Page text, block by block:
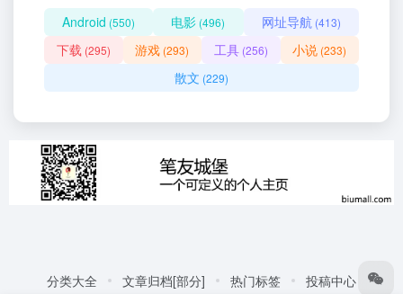
Android (550) 电影 (496) 网址导航 (413)
下载 (295) 游戏 (293) 工具(256) 小说 (233)
散文 (229)
分类大全 文章归档[部分] 热门标签 投稿中心